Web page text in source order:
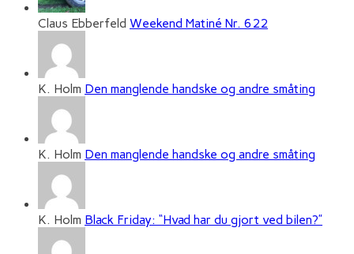
Claus Ebberfeld Weekend Matiné Nr. 622
K. Holm Den manglende handske og andre småting
K. Holm Den manglende handske og andre småting
K. Holm Black Friday: “Hvad har du gjort ved bilen?”